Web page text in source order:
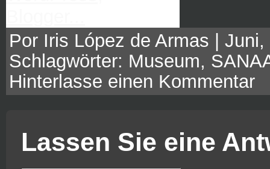
Por Iris López de Armas |
Schlagwörter: Museum,
Hinterlasse einen Kommentar
Lassen Sie eine